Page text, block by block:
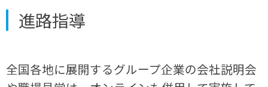
進路指導
全国各地に展開するグループ企業の会社説明会